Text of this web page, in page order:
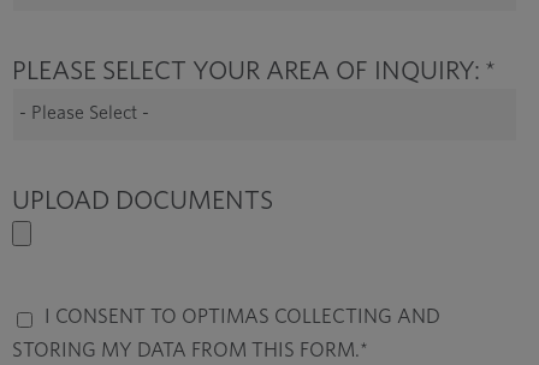
PLEASE SELECT YOUR AREA OF INQUIRY: *
UPLOAD DOCUMENTS
I CONSENT TO OPTIMAS COLLECTING AND
STORING MY DATA FROM THIS FORM.*